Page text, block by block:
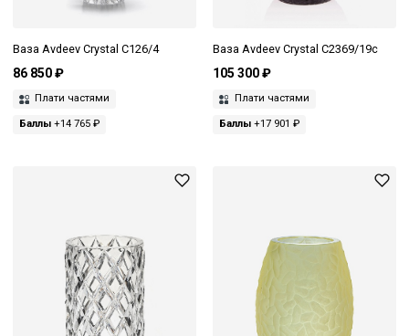
Ваза Avdeev Crystal С126/4
86 850 ₽
Плати частями
Баллы +14 765 ₽
Ваза Avdeev Crystal С2369/19с
105 300 ₽
Плати частями
Баллы+17 901 ₽